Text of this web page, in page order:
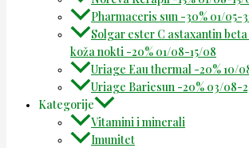
Pharmaceris sun -30% 01/05-
Solgar ester C astaxantin
koža nokti -20% 01/08-15/08
Uriage Eau thermal -20% 10/
Uriage Bariesun -20% 03/08-
Kategorije
Vitamini i minerali
Imunitet